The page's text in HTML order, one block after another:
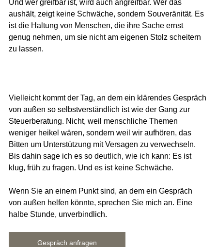
Und wer greifbar ist, wird auch angreifbar. Wer das
aushält, zeigt keine Schwäche, sondern Souveränität. Es
ist die Haltung von Menschen, die ihre Sache ernst
genug nehmen, um sie nicht am eigenen Stolz scheitern
zu lassen.
Vielleicht kommt der Tag, an dem ein klärendes Gespräch
von außen so selbstverständlich ist wie der Gang zur
Steuerberatung. Nicht, weil menschliche Themen
weniger heikel wären, sondern weil wir aufhören, das
Bitten um Unterstützung mit Versagen zu verwechseln.
Bis dahin sage ich es so deutlich, wie ich kann: Es ist
klug, früh zu fragen. Und es ist keine Schwäche.
Wenn Sie an einem Punkt sind, an dem ein Gespräch
von außen helfen könnte, sprechen Sie mich an. Eine
halbe Stunde, unverbindlich.
Gespräch anfragen